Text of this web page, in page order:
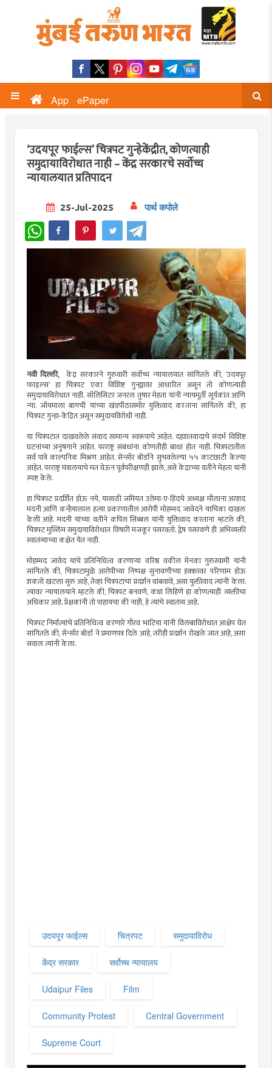
App ePaper
‘उदयपूर फाईल्स’ चित्रपट गुन्हेकेंद्रीत, कोणत्याही
समुदायाविरोधात नाही – केंद्र सरकारचे सर्वोच्च
न्यायालयात प्रतिपादन
25-Jul-2025 पार्थ कपोले
WhatsApp
नवी दिल्ली, केंद्र सरकारने गुरुवारी सर्वोच्च न्यायालयात सांगितले की, ‘उदयपूर
फाइल्स’ हा चित्रपट एका विशिष्ट गुन्ह्यावर आधारित असून तो कोणत्याही
समुदायाविरोधात नाही. सॉलिसिटर जनरल तुषार मेहता यांनी न्यायमूर्ती सूर्यकांत आणि
न्या. जॉयमाला बागची यांच्या खंडपीठासमोर युक्तिवाद करताना सांगितले की, हा
चित्रपट गुन्हा-केंद्रित असून समुदायविरोधी नाही.
या चित्रपटात दाखवलेले संवाद सामान्य स्वरूपाचे आहेत. दहशतवादाचे संदर्भ विशिष्ट
घटनांच्या अनुषंगाने आहेत. परराष्ट्र संबंधांना कोणतीही बाधा होत नाही. चित्रपटातील
सर्व पात्रे काल्पनिक मिश्रण आहेत. सेन्सॉर बोर्डाने सुचवलेल्या ५५ काटछाटी केल्या
आहेत. परराष्ट्र मंत्रालयाचे मत घेऊन पूर्वपरीक्षणही झाले, असे केंद्राच्या वतीने मेहता यांनी
स्पष्ट केले.
हा चित्रपट प्रदर्शित होऊ नये, यासाठी जमियत उलेमा-ए-हिंदचे अध्यक्ष मौलाना अरशद
मदनी आणि कन्हैयालाल हत्या प्रकरणातील आरोपी मोहम्मद जावेदने याचिका दाखल
केली आहे. मदनी यांच्या वतीने कपिल सिब्बल यांनी युक्तिवाद करताना म्हटले की,
चित्रपट मुस्लिम समुदायाविरोधात विषारी मजकूर पसरवतो. द्वेष पसरवणे ही अभिव्यक्ती
स्वातंत्र्याच्या कक्षेत येत नाही.
मोहम्मद जावेद यांचे प्रतिनिधित्व करणाऱ्या वरिष्ठ वकील मेनका गुरुस्वामी यांनी
सांगितले की, चित्रपटामुळे आरोपीच्या निष्पक्ष सुनावणीच्या हक्कावर परिणाम होऊ
शकतो खटला सुरु आहे, तेव्हा चित्रपटाचा प्रदर्शन थांबवावे, असा युक्तीवाद त्यांनी केला.
त्यावर न्यायालयाने म्हटले की, चित्रपट बनवणे, कथा लिहिणे हा कोणत्याही व्यक्तीचा
अधिकार आहे. प्रेक्षकांनी तो पाहायचा की नाही, हे त्यांचे स्वातंत्र्य आहे.
चित्रपट निर्मात्यांचे प्रतिनिधित्व करणारे गौरव भाटिया यांनी विलंबाविरोधात आक्षेप घेत
सांगितले की, सेन्सॉर बोर्डा ने प्रमाणपत्र दिले आहे, तरीही प्रदर्शन रोखले जात आहे, असा
सवाल त्यांनी केला.
उदयपूर फाईल्स चित्रपट समुदायाविरोध
केंद्र सरकार सर्वोच्च न्यायालय
Udaipur Files Film
Community Protest Central Government
Supreme Court